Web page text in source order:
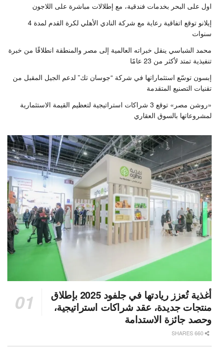
اول على البحر بخدمات فندقية، مع إطلالات مباشرة على اللاجون
إيلانو توقع اتفاقية رعاية مع شركة النادي الأهلي لكرة القدم لمدة 4
سنوات
محمد الشباسي ينقل خبراته العالمية إلى مصر والمنطقة انطلاقًا من خبرة
تنفيذية تمتد لأكثر من 23 عامًا
إبسون توسّع استثماراتها في شركة “جوسان تك” لدعم الجيل المقبل من
تقنيات التصنيع المتقدمة
«روشن مصر» توقع 3 شراكات استراتيجية لتعظيم القيمة الاستثمارية
لمشروعاتها بالسوق العقاري
أغذية تُعزز ريادتها في جلفود 2025 بإطلاق
منتجات جديدة، عقد شراكات استراتيجية،
وحصد جائزة الاستدامة